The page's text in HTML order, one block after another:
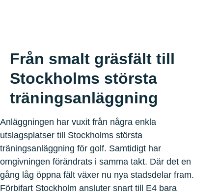
Från smalt gräsfält till
Stockholms största
träningsanläggning
Anläggningen har vuxit från några enkla
utslagsplatser till Stockholms största
träningsanläggning för golf. Samtidigt har
omgivningen förändrats i samma takt. Där det en
gång låg öppna fält växer nu nya stadsdelar fram.
Förbifart Stockholm ansluter snart till E4 bara